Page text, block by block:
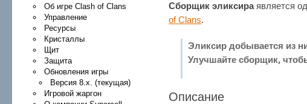
Об игре Clash of Clans
Управление
Ресурсы
Кристаллы
Щит
Защита
Обновления игры
Версия 8.x. (текущая)
Игровой жаргон
Сборщик эликсираявляется
of Clans.
Эликсир добывается из
Улучшайте сборщик,
Описание